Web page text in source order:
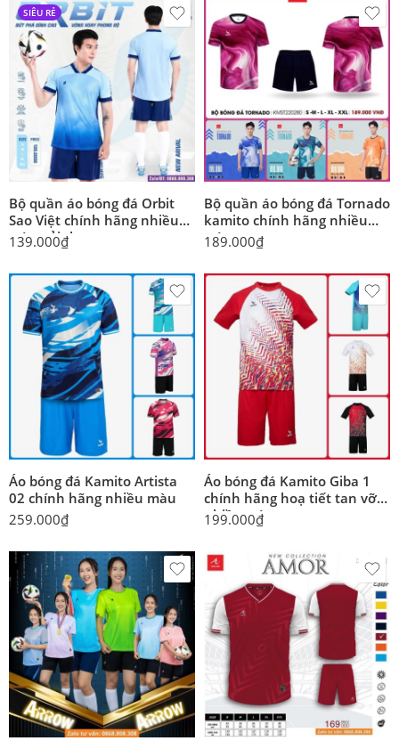
SIÊU RẺ
Bộ quần áo bóng đá Orbit
Sao Việt chính hãng nhiều
màu vải thun
139.000₫
Bộ quần áo bóng đá Tornado
kamito chính hãng nhiều
màu
189.000₫
Áo bóng đá Kamito Artista
02 chính hãng nhiều màu
259.000₫
Áo bóng đá Kamito Giba 1
chính hãng hoạ tiết tan vỡ
nhiều màu
199.000₫